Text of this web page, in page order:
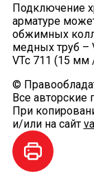
Подключение
арматуре
обжимных
медных труб –
VTc 711 (15 мм
©
Все
При
и/или на сайт